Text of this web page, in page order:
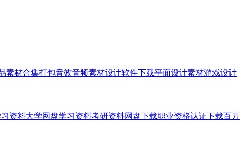
材合集打包音效音频素材设计软件下载平面设计素材游戏设计
资料大学网盘学习资料考研资料网盘下载职业资格认证下载百万